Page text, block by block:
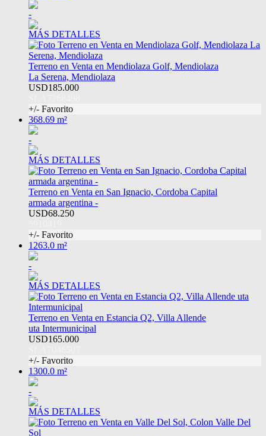
-
MÁS DETALLES
Terreno en Venta en Mendiolaza Golf, Mendiolaza
La Serena, Mendiolaza
USD185.000
+/- Favorito
368.69 m²
-
MÁS DETALLES
Terreno en Venta en San Ignacio, Cordoba Capital
armada argentina -
USD68.250
+/- Favorito
1263.0 m²
-
MÁS DETALLES
Terreno en Venta en Estancia Q2, Villa Allende
uta Intermunicipal
USD165.000
+/- Favorito
1300.0 m²
-
MÁS DETALLES